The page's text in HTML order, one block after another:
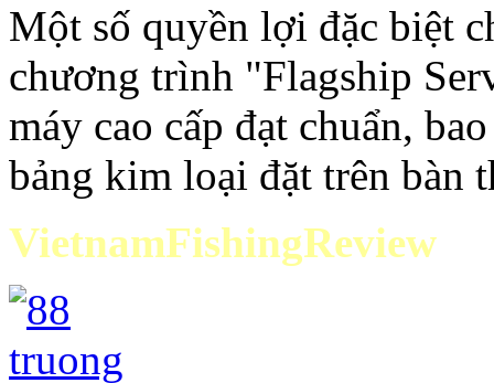
Một số quyền lợi đặc biệt
chương trình "Flagship
máy cao cấp đạt chuẩn,
bảng kim loại đặt trên bàn
VietnamFishingReview